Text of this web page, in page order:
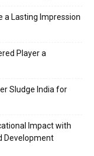
a Lasting Impression
Player a
Sludge India for
Impact with
Development